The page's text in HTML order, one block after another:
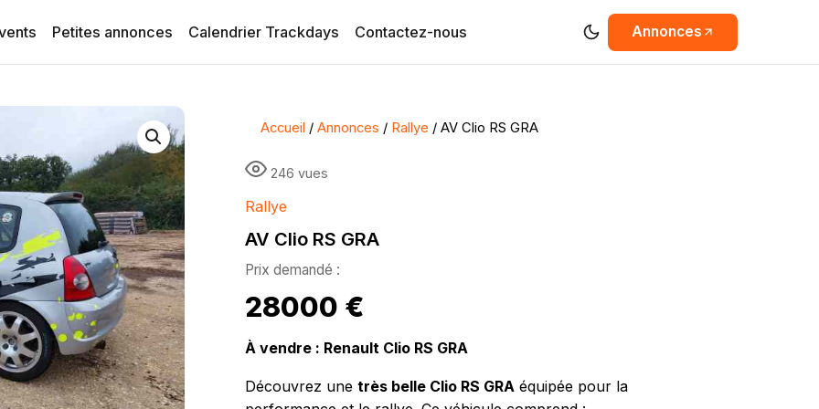
Petites annonces Calendrier Trackdays Contactez-nous Annonces
Accueil /Annonces / Rallye / AV Clio RS GRA
246 vues
Rallye
AV Clio RS GRA
28000 €
À vendre : Renault Clio RS GRA
Découvrez unetrès belle Clio RS GRA équipée pour la